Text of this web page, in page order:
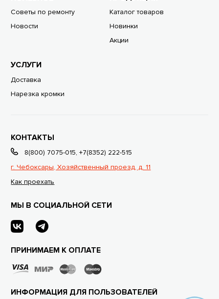
Советы по ремонту
Новости
Каталог товаров
Новинки
Акции
УСЛУГИ
Доставка
Нарезка кромки
КОНТАКТЫ
8(800) 7075-015,+7(8352) 222-515
г. Чебоксары, Хозяйственный проезд, д. 11
Как проехать
МЫ В СОЦИАЛЬНОЙ СЕТИ
ПРИНИМАЕМ К ОПЛАТЕ
ИНФОРМАЦИЯ ДЛЯ ПОЛЬЗОВАТЕЛЕЙ